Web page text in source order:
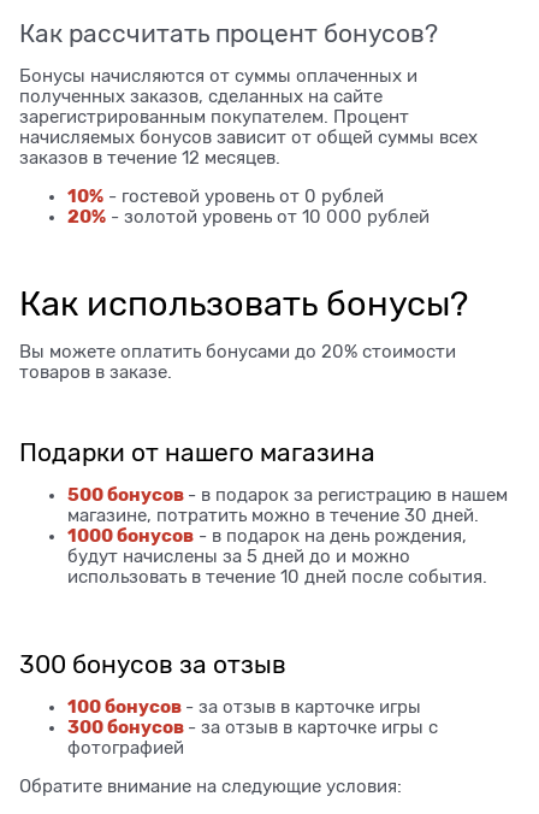
Как рассчитать процент бонусов?
Бонусы начисляются от суммы оплаченных и
полученных заказов, сделанных на сайте
зарегистрированным покупателем. Процент
начисляемых бонусов зависит от общей суммы всех
заказов в течение 12 месяцев.
10% - гостевой уровень от 0 рублей
20% - золотой уровень от 10 000 рублей
Как использовать бонусы?
Вы можете оплатить бонусами до 20% стоимости
товаров в заказе.
Подарки от нашего магазина
500 бонусов - в подарок за регистрацию в нашем
магазине, потратить можно в течение 30 дней.
1000 бонусов - в подарок на день рождения,
будут начислены за 5 дней до и можно
использовать в течение 10 дней после события.
300 бонусов за отзыв
100 бонусов - за отзыв в карточке игры
300 бонусов - за отзыв в карточке игры с
фотографией
Обратите внимание на следующие условия: